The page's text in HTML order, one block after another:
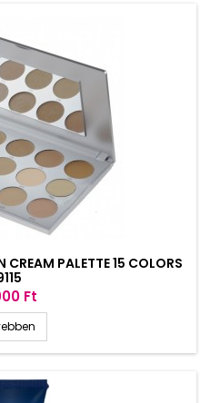
PALETTE 15 COLORS
Ft